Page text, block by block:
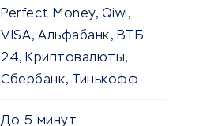
Perfect Money, Qiwi,
VISA, Альфабанк, ВТБ
24, Криптовалюты,
Сбербанк, Тинькофф
До 5 минут